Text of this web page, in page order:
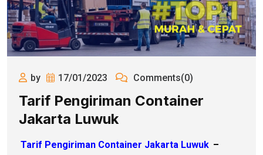
by 17/01/2023 Comments(0)
Tarif Pengiriman Container
Jakarta Luwuk
Tarif Pengiriman Container Jakarta Luwuk –